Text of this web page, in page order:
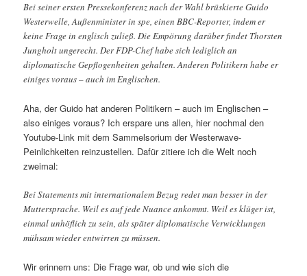
Bei seiner ersten Pressekonferenz nach der Wahl brüskierte Guido
Westerwelle, Außenminister in spe, einen BBC-Reporter, indem er
keine Frage in englisch zuließ. Die Empörung darüber findet Thorsten
Jungholt ungerecht. Der FDP-Chef habe sich lediglich an
diplomatische Gepflogenheiten gehalten. Anderen Politikern habe er
einiges voraus – auch im Englischen.
Aha, der Guido hat anderen Politikern – auch im Englischen –
also einiges voraus? Ich erspare uns allen, hier nochmal den
Youtube-Link mit dem Sammelsorium der Westerwave-
Peinlichkeiten reinzustellen. Dafür zitiere ich die Welt noch
zweimal:
Bei Statements mit internationalem Bezug redet man besser in der
Muttersprache. Weil es auf jede Nuance ankommt. Weil es klüger ist,
einmal unhöflich zu sein, als später diplomatische Verwicklungen
mühsam wieder entwirren zu müssen.
Wir erinnern uns: Die Frage war, ob und wie sich die